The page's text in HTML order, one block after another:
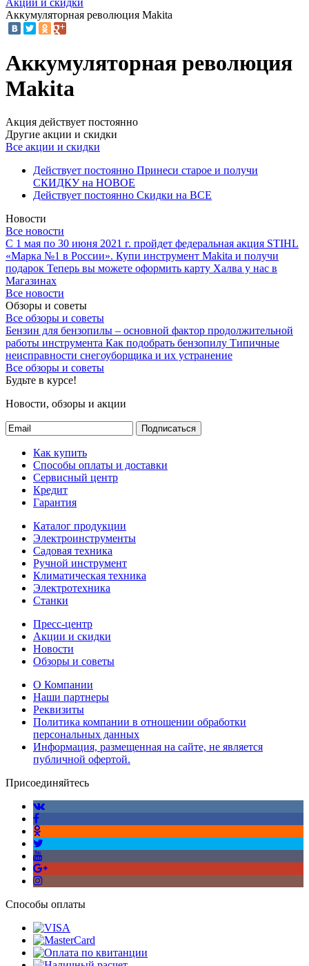
Акции и скидки
Аккумуляторная революция Makita
Аккумуляторная революция
Makita
Акция действует постоянно
Другие акции и скидки
Все акции и скидки
Действует постоянно Принеси старое и получи
СКИДКУ на НОВОЕ
Действует постоянно Скидки на ВСЕ
Новости
Все новости
С 1 мая по 30 июня 2021 г. пройдет федеральная акция STIHL
«Марка №1 в России». Купи инструмент Makita и получи
подарок Теперь вы можете оформить карту Халва у нас в
Магазинах
Все новости
Обзоры и советы
Все обзоры и советы
Бензин для бензопилы – основной фактор продолжительной
работы инструмента Как подобрать бензопилу Типичные
неисправности снегоуборщика и их устранение
Все обзоры и советы
Будьте в курсе!
Новости, обзоры и акции
Подписаться
Как купить
Способы оплаты и доставки
Сервисный центр
Кредит
Гарантия
Каталог продукции
Электроинструменты
Садовая техника
Ручной инструмент
Климатическая техника
Электротехника
Станки
Пресс-центр
Акции и скидки
Новости
Обзоры и советы
О Компании
Наши партнеры
Реквизиты
Политика компании в отношении обработки
персональных данных
Информация, размещенная на сайте, не является
публичной офертой.
Присоединяйтесь
Способы оплаты